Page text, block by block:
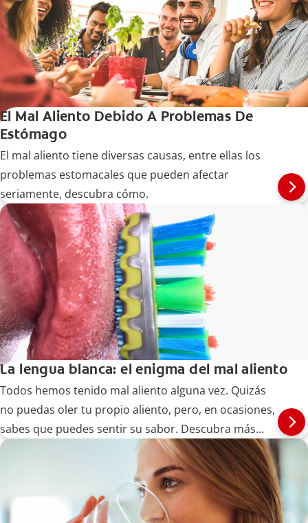
El Mal Aliento Debido A Problemas De
Estómago
El mal aliento tiene diversas causas, entre ellas los
problemas estomacales que pueden afectar
seriamente, descubra cómo.
La lengua blanca: el enigma del mal aliento
Todos hemos tenido mal aliento alguna vez. Quizás
no puedas oler tu propio aliento, pero, en ocasiones,
sabes que puedes sentir su sabor. Descubra más
aquí